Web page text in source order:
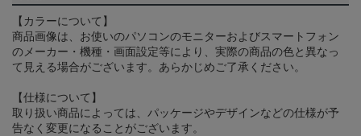
【カラーについて】
商品画像は、お使いのパソコンのモニターおよびスマートフォン
のメーカー・機種・画面設定等により、実際の商品の色と異なっ
て見える場合がございます。あらかじめご了承ください。
【仕様について】
取り扱い商品によっては、パッケージやデザインなどの仕様が予
告なく変更になることがございます。